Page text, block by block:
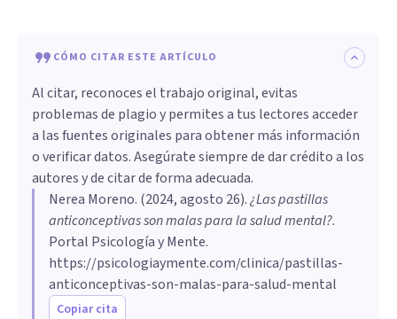
CÓMO CITAR ESTE ARTÍCULO
Al citar, reconoces el trabajo original, evitas
problemas de plagio y permites a tus lectores acceder
a las fuentes originales para obtener más información
o verificar datos. Asegúrate siempre de dar crédito a los
autores y de citar de forma adecuada.
Nerea Moreno. (2024, agosto 26).¿Las pastillas
anticonceptivas son malas para la salud mental?.
Portal Psicología y Mente.
https://psicologiaymente.com/clinica/pastillas-
anticonceptivas-son-malas-para-salud-mental
Copiar cita